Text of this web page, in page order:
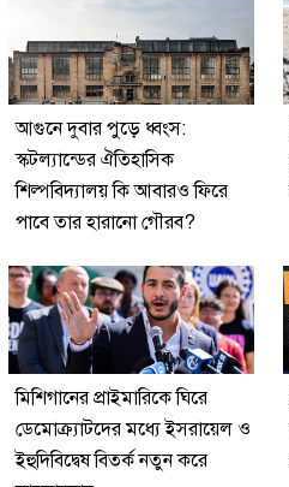
আগুনে দুবার পুড়ে ধ্বংস:
স্কটল্যান্ডের ঐতিহাসিক
শিল্পবিদ্যালয় কি আবারও ফিরে
পাবে তার হারানো গৌরব?
মিশিগানের প্রাইমারিকে ঘিরে
ডেমোক্র্যাটদের মধ্যে ইসরায়েল ও
ইহুদিবিদ্বেষ বিতর্ক নতুন করে